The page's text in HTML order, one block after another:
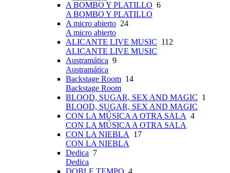
A BOMBO Y PLATILLO 6
A BOMBO Y PLATILLO
A micro abierto 24
A micro abierto
ALICANTE LIVE MUSIC 112
ALICANTE LIVE MUSIC
Austramática 9
Austramática
Backstage Room 14
Backstage Room
BLOOD, SUGAR, SEX AND MAGIC 1
BLOOD, SUGAR, SEX AND MAGIC
CON LA MÚSICA A OTRA SALA 4
CON LA MÚSICA A OTRA SALA
CON LA NIEBLA
17
CON LA NIEBLA
Dedica 7
Dedica